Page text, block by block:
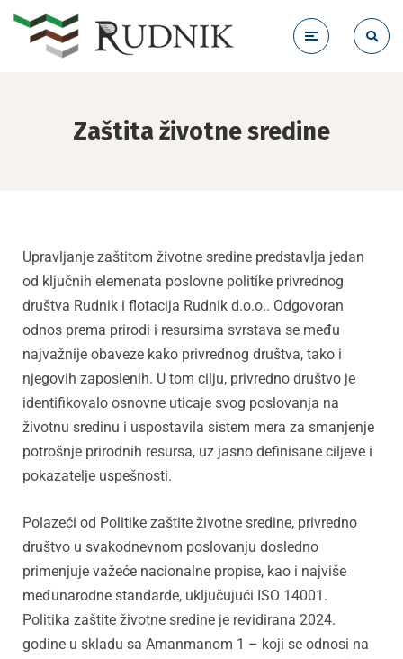
Zaštita životne sredine
Upravljanje zaštitom životne sredine predstavlja jedan
od ključnih elemenata poslovne politike privrednog
društva Rudnik i flotacija Rudnik d.o.o.. Odgovoran
odnos prema prirodi i resursima svrstava se među
najvažnije obaveze kako privrednog društva, tako i
njegovih zaposlenih. U tom cilju, privredno društvo je
identifikovalo osnovne uticaje svog poslovanja na
životnu sredinu i uspostavila sistem mera za smanjenje
potrošnje prirodnih resursa, uz jasno definisane ciljeve i
pokazatelje uspešnosti.
Polazeći od Politike zaštite životne sredine, privredno
društvo u svakodnevnom poslovanju dosledno
primenjuje važeće nacionalne propise, kao i najviše
međunarodne standarde, uključujući ISO 14001.
Politika zaštite životne sredine je revidirana 2024.
godine u skladu sa Amanmanom 1 – koji se odnosi na